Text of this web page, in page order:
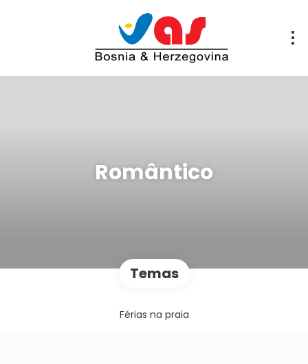
Romântico
Temas
Férias na praia